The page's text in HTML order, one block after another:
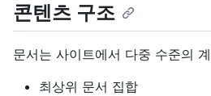
콘텐츠 구조
문서는 사이트에서 다중 수준의
최상위 문서 집합